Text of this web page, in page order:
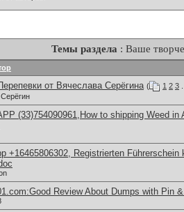
Темы раздела : Ваше
от Вячеслава Серёгина ( 1 2 3
(33)754090961,How to shipping Weed in
+16465806302, Registrierten
Review About Dumps with Pin